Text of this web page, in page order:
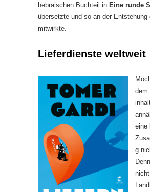
hebräischen Buchteil in Eine runde
übersetzte und so an der Entstehung
mitwirkte.
Lieferdienste weltweit
dem
eine
g